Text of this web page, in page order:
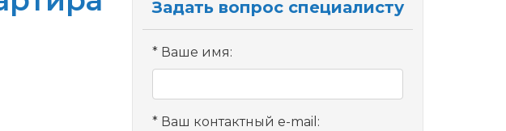
Задать вопрос специалисту
Ваше имя:
Ваш контактный e-mail: